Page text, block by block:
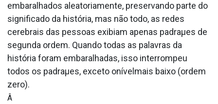
embaralhados aleatoriamente, preservando parte do
significado da história, mas não todo, as redes
cerebrais das pessoas exibiam apenas padraµes de
segunda ordem. Quando todas as palavras da
história foram embaralhadas, isso interrompeu
todos os padraµes, exceto onívelmais baixo (ordem
zero).
Â